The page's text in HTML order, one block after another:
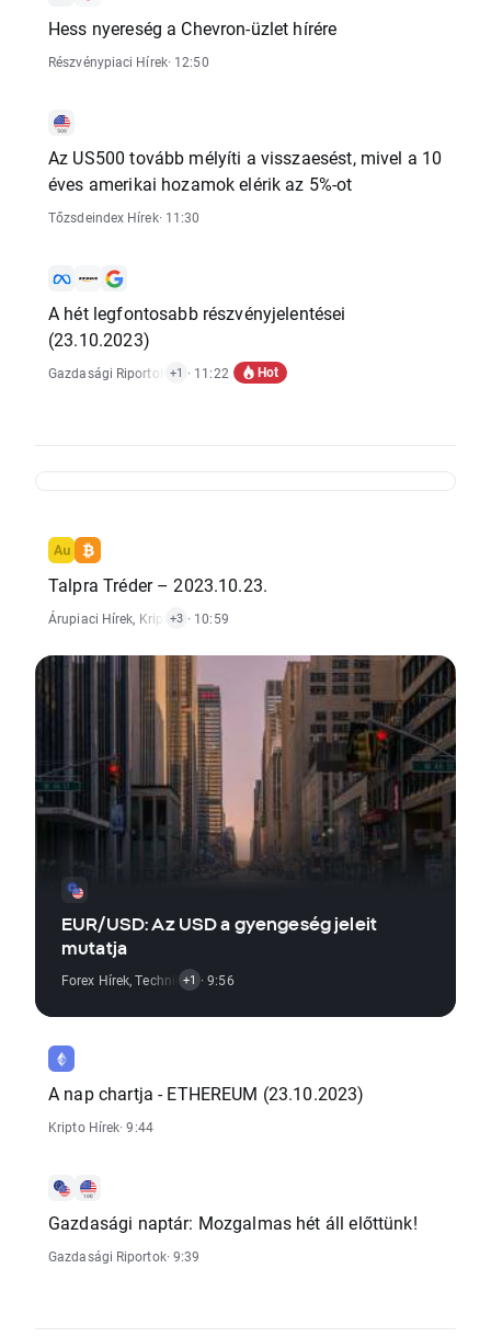
Hess nyereség a Chevron-üzlet hírére
Részvénypiaci Hírek· 12:50
Az US500 tovább mélyíti a visszaesést, mivel a 10
éves amerikai hozamok elérik az 5%-ot
Tőzsdeindex Hírek· 11:30
A hét legfontosabb részvényjelentései
(23.10.2023)
Gazdasági Riportok ,Részvénypiaci Hírek
+1 · 11:22 Hot
Talpra Tréder – 2023.10.23.
Árupiaci Hírek, Kripto Hírek,Gazdasági Riportok
+3 · 10:59
EUR/USD: Az USD a gyengeség jeleit
mutatja
Forex Hírek,Technikai Elemzés
+1 · 9:56
A nap chartja - ETHEREUM (23.10.2023)
Kripto Hírek· 9:44
Gazdasági naptár: Mozgalmas hét áll előttünk!
Gazdasági Riportok· 9:39